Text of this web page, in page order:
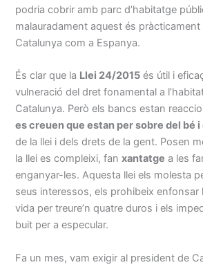
podria cobrir amb parc d’habitatge
malauradament aquest és
Catalunya com a Espanya.
És clar que la Llei 24/2015 és útil i
vulneració del dret fonamental a
Catalunya. Però els bancs estan
es creuen que estan per sobre del bé i
de la llei i dels drets de la gent. Posen
la llei es compleixi, fanxantatge a les
enganyar-les. Aquesta llei els molesta
seus interessos, els prohibeix enfonsar
vida per treure’n quatre duros i els
buit per a especular.
Fa un mes, vam exigir al president de